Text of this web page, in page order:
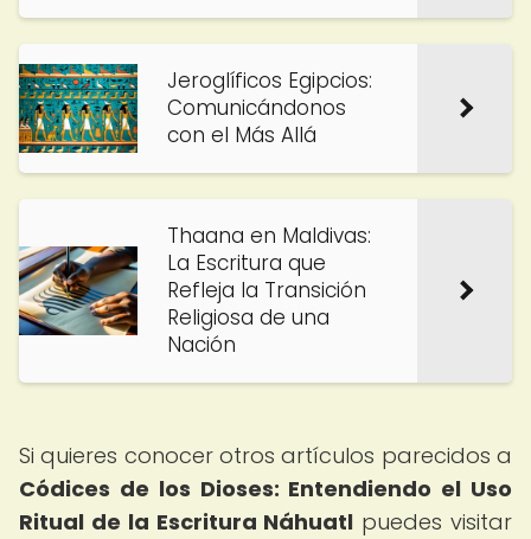
Jeroglíficos Egipcios:
Comunicándonos
con el Más Allá
Thaana en Maldivas:
La Escritura que
Refleja la Transición
Religiosa de una
Nación
Si quieres conocer otros artículos parecidos a
Códices de los Dioses: Entendiendo el Uso
Ritual de la Escritura Náhuatl puedes visitar